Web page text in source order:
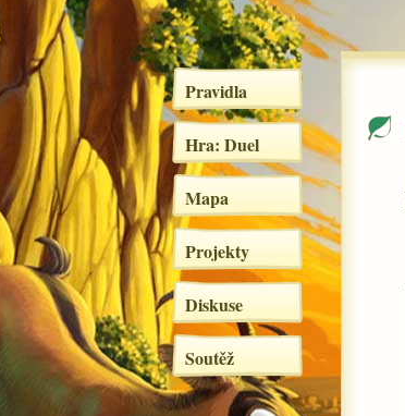
Pravidla
Hra: Duel
Mapa
Projekty
Diskuse
Soutěž